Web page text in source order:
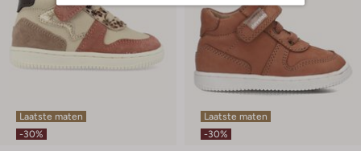
Laatste maten
-30%
Laatste maten
-30%